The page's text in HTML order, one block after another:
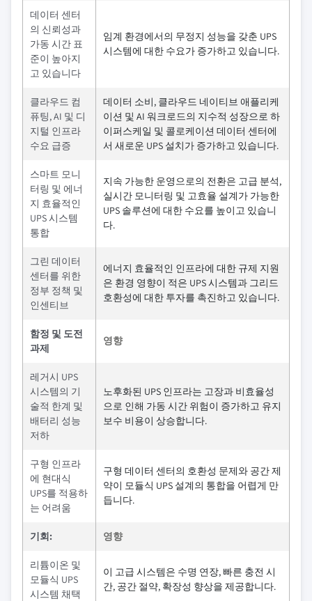
데이터 센터
의 신뢰성과
가동 시간 표
준이 높아지
고 있습니다
임계 환경에서의 무정지 성능을 갖춘 UPS
시스템에 대한 수요가 증가하고 있습니다.
클라우드 컴
퓨팅, AI 및 디
지털 인프라
수요 급증
데이터 소비, 클라우드 네이티브 애플리케
이션 및 AI 워크로드의 지수적 성장으로 하
이퍼스케일 및 콜로케이션 데이터 센터에
서 새로운 UPS 설치가 증가하고 있습니다.
스마트 모니
터링 및 에너
지 효율적인
UPS 시스템
통합
지속 가능한 운영으로의 전환은 고급 분석,
실시간 모니터링 및 고효율 설계가 가능한
UPS 솔루션에 대한 수요를 높이고 있습니
다.
그린 데이터
센터를 위한
정부 정책 및
인센티브
에너지 효율적인 인프라에 대한 규제 지원
은 환경 영향이 적은 UPS 시스템과 그리드
호환성에 대한 투자를 촉진하고 있습니다.
함정 및 도전
과제
영향
레거시 UPS
시스템의 기
술적 한계 및
배터리 성능
저하
노후화된 UPS 인프라는 고장과 비효율성
으로 인해 가동 시간 위험이 증가하고 유지
보수 비용이 상승합니다.
구형 인프라
에 현대식
UPS를 적용하
는 어려움
구형 데이터 센터의 호환성 문제와 공간 제
약이 모듈식 UPS 설계의 통합을 어렵게 만
듭니다.
기회: 영향
리튬이온 및
모듈식 UPS
시스템 채택
이 고급 시스템은 수명 연장, 빠른 충전 시
간, 공간 절약, 확장성 향상을 제공합니다.